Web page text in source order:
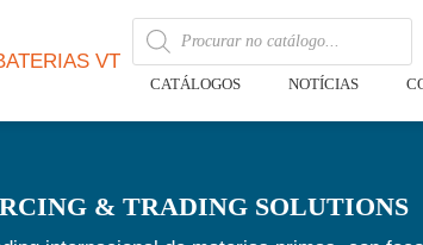
CATÁLOGOS NOTÍCIAS
& TRADING SOLUTIONS